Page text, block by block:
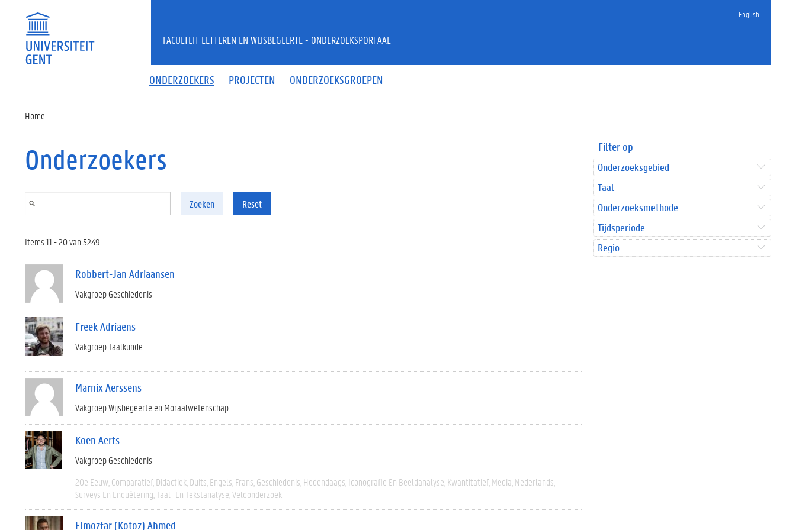
English
ONDERZOEKERS PROJECTEN ONDERZOEKSGROEPEN
FACULTEIT LETTEREN EN WIJSBEGEERTE - ONDERZOEKSPORTAAL
Home
Onderzoekers
Zoeken Reset
Items 11 - 20 van 5249
Robbert-Jan Adriaansen
Vakgroep Geschiedenis
Freek Adriaens
Vakgroep Taalkunde
Marnix Aerssens
Vakgroep Wijsbegeerte en Moraalwetenschap
Koen Aerts
Vakgroep Geschiedenis
20e Eeuw Comparatief Didactiek Duits Engels Frans Geschiedenis Hedendaags Iconografie En Beeldanalyse Kwantitatief Media Nederlands
Surveys En Enquêtering Taal- En Tekstanalyse Veldonderzoek
Elmozfar (Kotoz) Ahmed
Filter op
Onderzoeksgebied
Taal
Onderzoeksmethode
Tijdsperiode
Regio